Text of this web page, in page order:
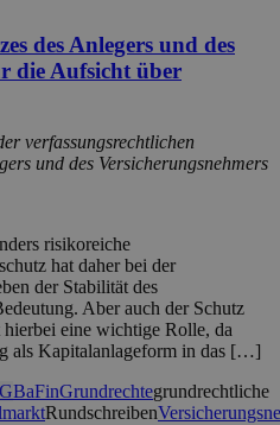
des Anlegers und des
die Aufsicht über
verfassungsrechtlichen
und des Versicherungsnehmers
risikoreiche
hat daher bei der
der Stabilität des
Aber auch der Schutz
hierbei eine wichtige Rolle, da
als Kapitalanlageform in das […]
BaFinGrundrechtegrundrechtliche
Rundschreiben